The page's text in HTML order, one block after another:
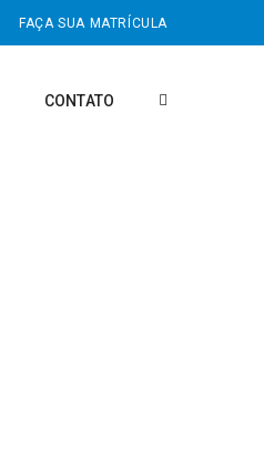
FAÇA SUA MATRÍCULA
CONTATO